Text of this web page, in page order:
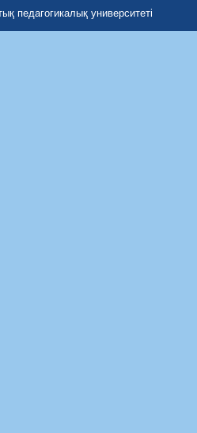
педагогикалық университеті